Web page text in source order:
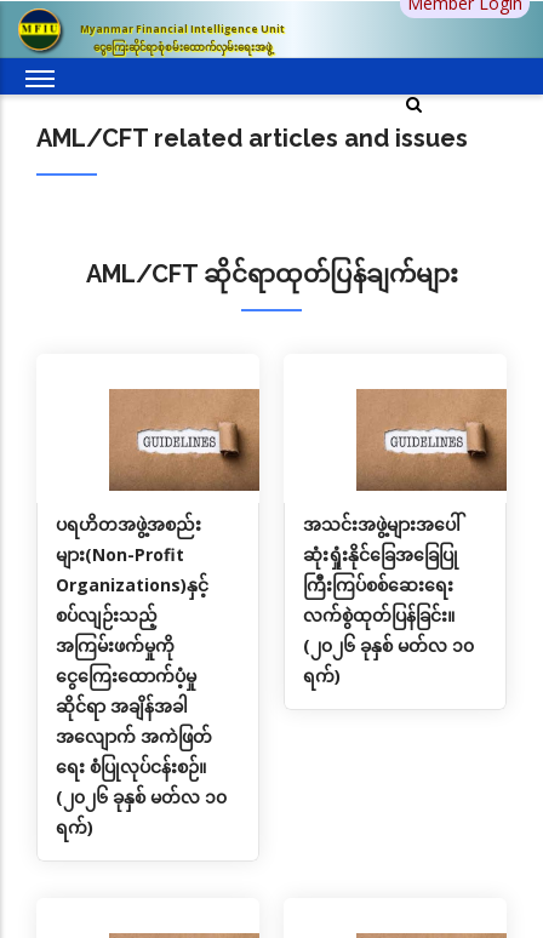
အဓိက
အကြောင်းအရာ
Myanmar Financial Intelligence Unit
ငွေကြေးဆိုင်ရာစုံစမ်းထောက်လှမ်းရေးအဖွဲ့
AML/CFT related articles and issues
AML/CFT ဆိုင်ရာထုတ်ပြန်ချက်များ
ပရဟိတအဖွဲ့အစည်း
များ(Non-Profit
Organizations)နှင့်
စပ်လျဉ်းသည့်
အကြမ်းဖက်မှုကို
ငွေကြေးထောက်ပံ့မှု
ဆိုင်ရာ အချိန်အခါ
အလျောက် အကဲဖြတ်
ရေး စံပြုလုပ်ငန်းစဉ်။
(၂၀၂၆ ခုနှစ် မတ်လ ၁၀
ရက်)
အသင်းအဖွဲ့များအပေါ်
ဆုံးရှုံးနိုင်ခြေအခြေပြု
ကြီးကြပ်စစ်ဆေးရေး
လက်စွဲထုတ်ပြန်ခြင်း။
(၂၀၂၆ ခုနှစ် မတ်လ ၁၀
ရက်)